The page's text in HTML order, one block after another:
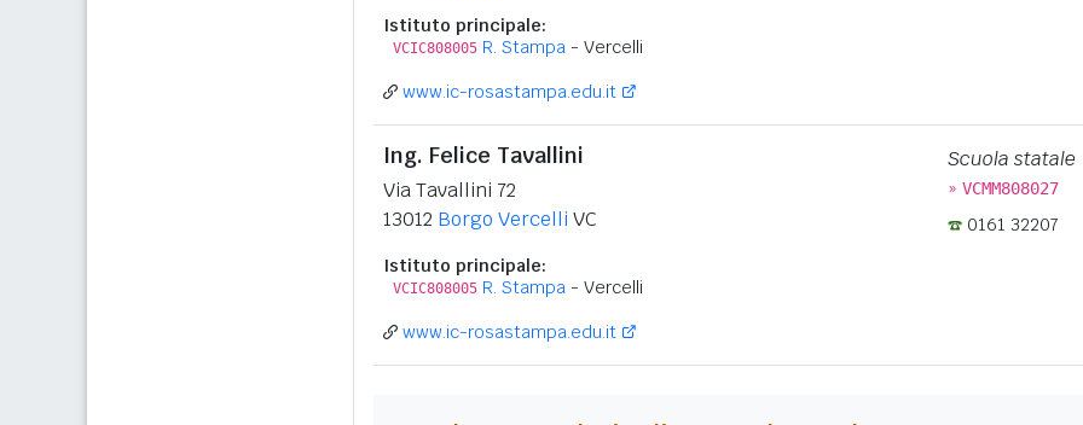
Istituto principale:
VCIC808005 R. Stampa - Vercelli
www.ic-rosastampa.edu.it
Ing. Felice Tavallini
Via Tavallini 72
13012 Borgo Vercelli VC
Istituto principale:
VCIC808005 R. Stampa - Vercelli
Scuola statale
» VCMM808027
0161 32207
www.ic-rosastampa.edu.it